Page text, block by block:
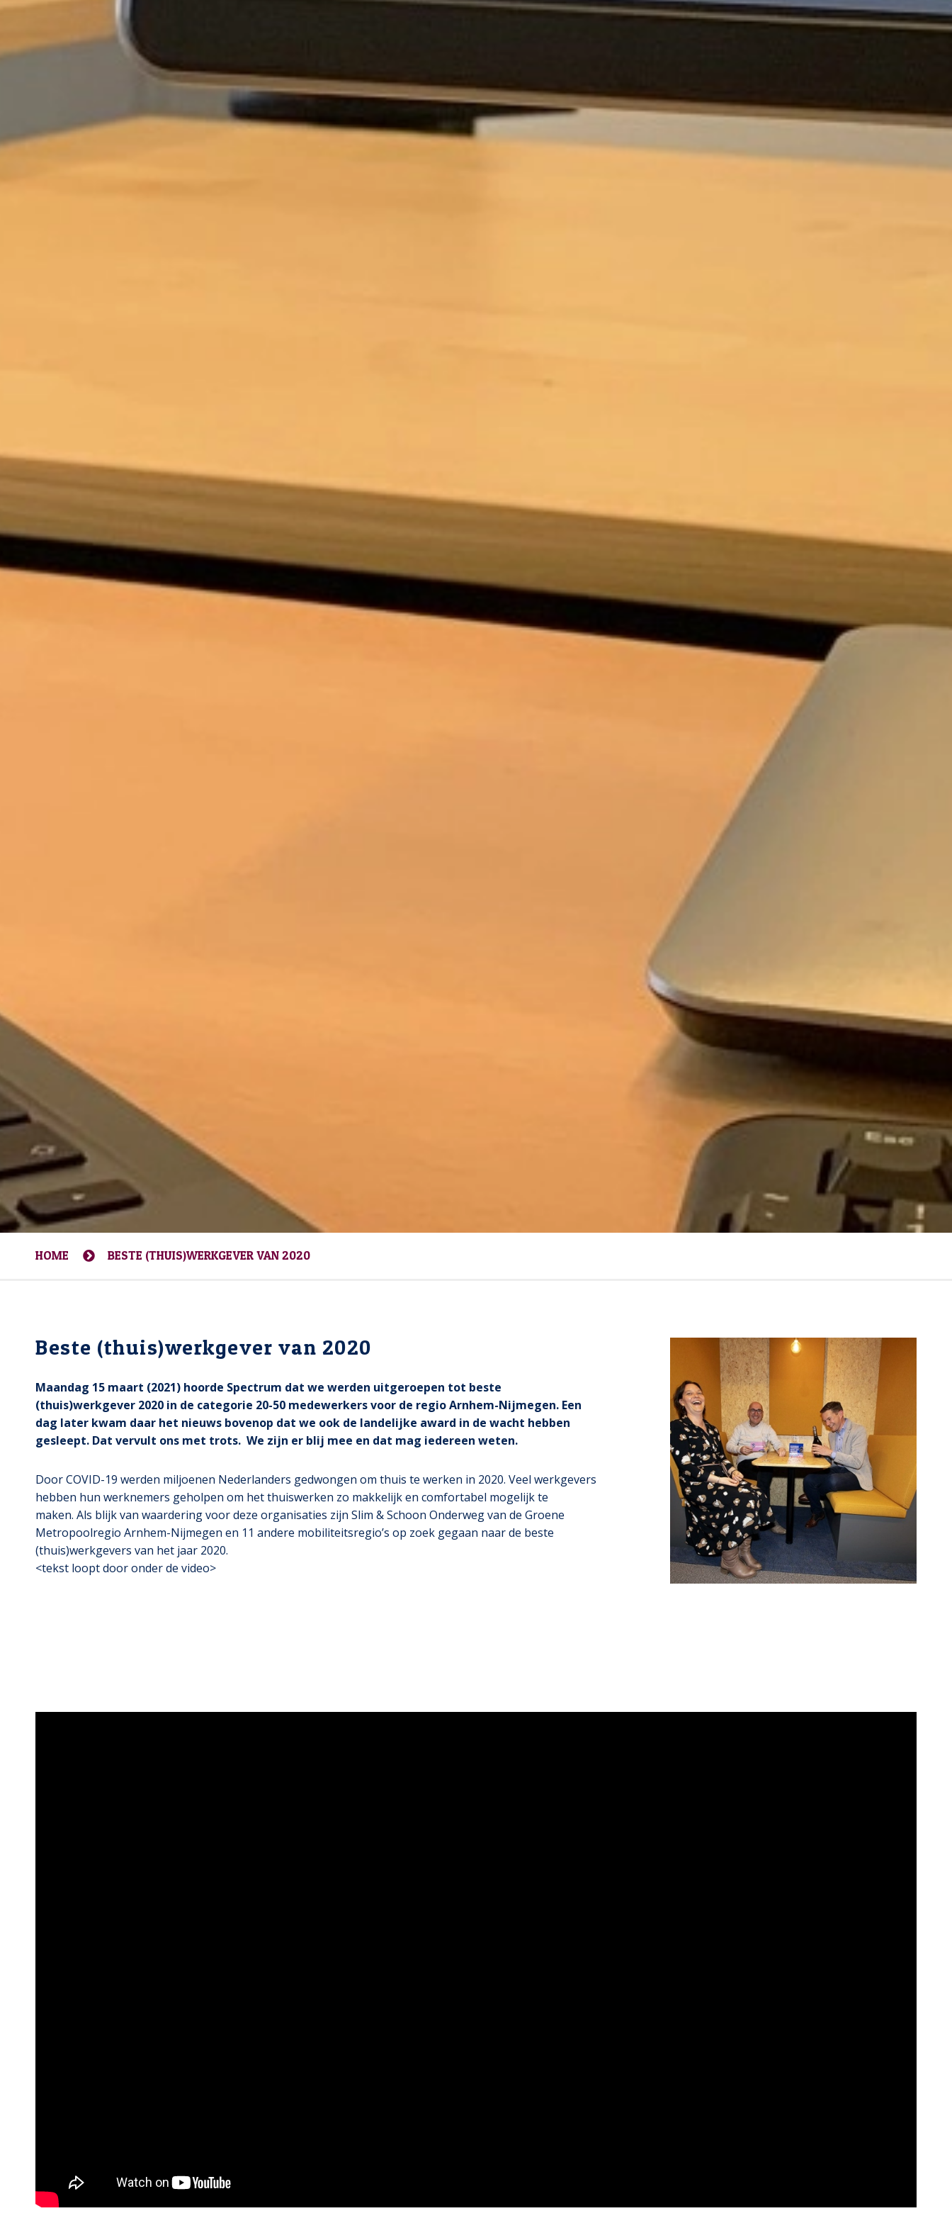
HOME BESTE (THUIS)WERKGEVER VAN 2020
Beste (thuis)werkgever van 2020
Maandag 15 maart (2021) hoorde Spectrum dat we werden uitgeroepen tot beste
(thuis)werkgever 2020 in de categorie 20-50 medewerkers voor de regio Arnhem-Nijmegen. Een
dag later kwam daar het nieuws bovenop dat we ook de landelijke award in de wacht hebben
gesleept. Dat vervult ons met trots. We zijn er blij mee en dat mag iedereen weten.
Door COVID-19 werden miljoenen Nederlanders gedwongen om thuis te werken in 2020. Veel werkgevers
hebben hun werknemers geholpen om het thuiswerken zo makkelijk en comfortabel mogelijk te
maken. Als blijk van waardering voor deze organisaties zijn Slim & Schoon Onderweg van de Groene
Metropoolregio Arnhem-Nijmegen en 11 andere mobiliteitsregio’s op zoek gegaan naar de beste
(thuis)werkgevers van het jaar 2020.
<tekst loopt door onder de video>